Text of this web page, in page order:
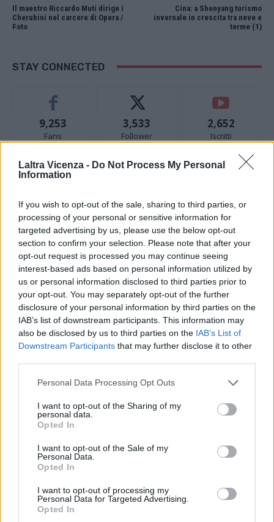
Laltra Vicenza - Do Not Process My Personal
Information
If you wish to opt-out of the sale, sharing to third parties, or
processing of your personal or sensitive information for
targeted advertising by us, please use the below opt-out
section to confirm your selection. Please note that after your
opt-out request is processed you may continue seeing
interest-based ads based on personal information utilized by
us or personal information disclosed to third parties prior to
your opt-out. You may separately opt-out of the further
disclosure of your personal information by third parties on the
IAB’s list of downstream participants. This information may
also be disclosed by us to third parties on the IAB’s List of
Downstream Participants that may further disclose it to other
Personal Data Processing Opt Outs
I want to opt-out of the Sharing of my
personal data.
Opted In
I want to opt-out of the Sale of my
Personal Data.
Opted In
I want to opt-out of processing my
Personal Data for Targeted Advertising.
Opted In
Il maestro Riccardo Muti dirige i
Cherubini nel carcere di Opera /
Foto
Cina: a Shenyang turismo
invernale in crescita tra neve e
terme (1)
STAY CONNECTED
9,253
Fans
3,533
Follower
2,652
Iscritti
- Advertisement -
- Advertisement -
ULTIMI ARTICOLI
EVENTI
Ferragosto: Gallerie d’Italia Intesa
veneta nel mondo all’International
Scledum film festival